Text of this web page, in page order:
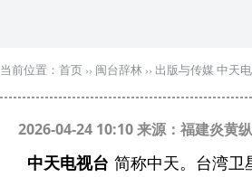
当前位置： 首页 ›› 闽台辞林 ›› 出版与传媒 中天
2026-04-24 10:10 来源：福建炎黄
中天电视台 简称中天。台湾卫